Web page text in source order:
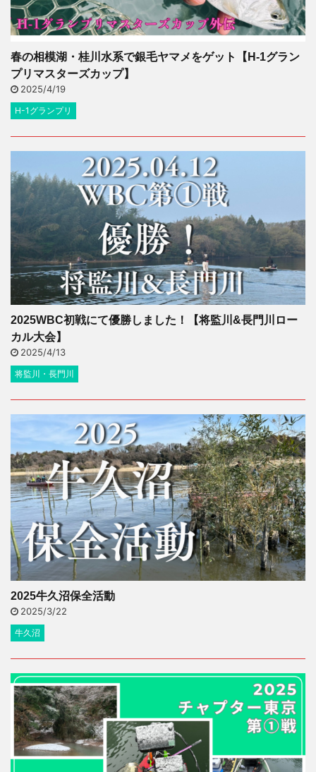
春の相模湖・桂川水系で銀毛ヤマメをゲット【H-1グラン
プリマスターズカップ】
2025/4/19
H-1グランプリ
2025WBC初戦にて優勝しました！【将監川&長門川ロー
カル大会】
2025/4/13
将監川・長門川
2025牛久沼保全活動
2025/3/22
牛久沼